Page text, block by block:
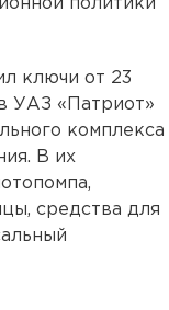
политики
ключи от 23
УАЗ «Патриот»
комплекса
В их
средства для